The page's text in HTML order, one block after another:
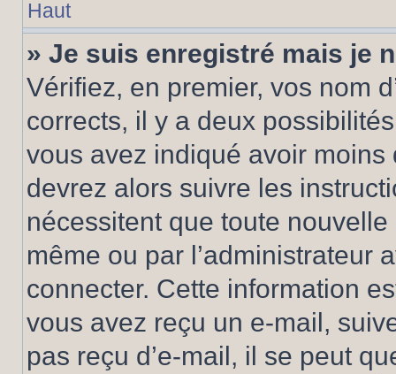
Haut
» Je suis enregistré mais je
Vérifiez, en premier, vos nom
corrects, il y a deux
vous avez indiqué avoir moins
devrez alors suivre les
nécessitent que toute
même ou par l’administrateur
connecter. Cette information
vous avez reçu un e-mail,
pas reçu d’e-mail, il se peut